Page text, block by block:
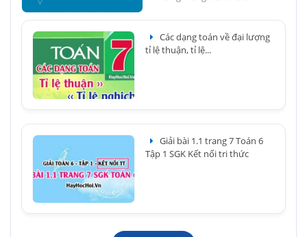
Các dạng toán về đại lượng
tỉ lệ thuận, tỉ lệ...
Giải bài 1.1 trang 7 Toán 6
Tập 1 SGK Kết nối tri thức